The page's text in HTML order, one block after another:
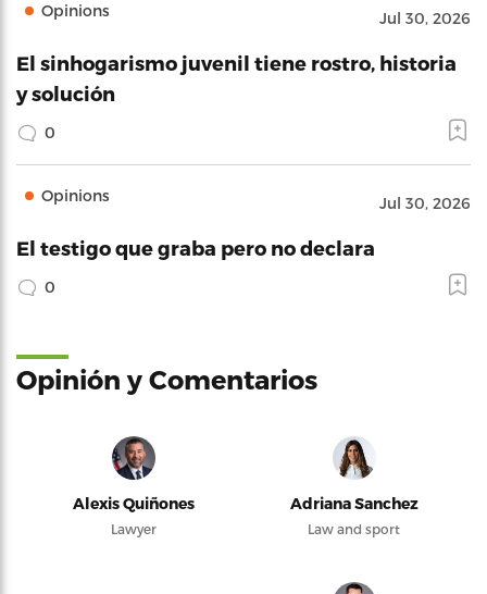
Opinions Jul 30, 2026
El sinhogarismo juvenil tiene rostro, historia
y solución
0
Opinions Jul 30, 2026
El testigo que graba pero no declara
0
Opinión y Comentarios
Alexis Quiñones
Lawyer
Adriana Sanchez
Law and sport